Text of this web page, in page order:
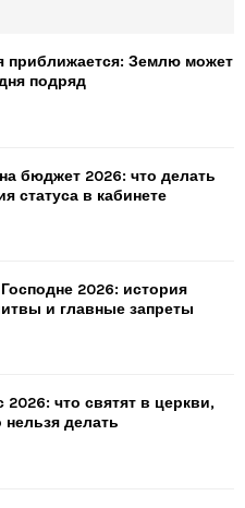
приближается: Землю может
подряд
бюджет 2026: что делать
статуса в кабинете
2026: история
и главные запреты
что святят в церкви,
делать